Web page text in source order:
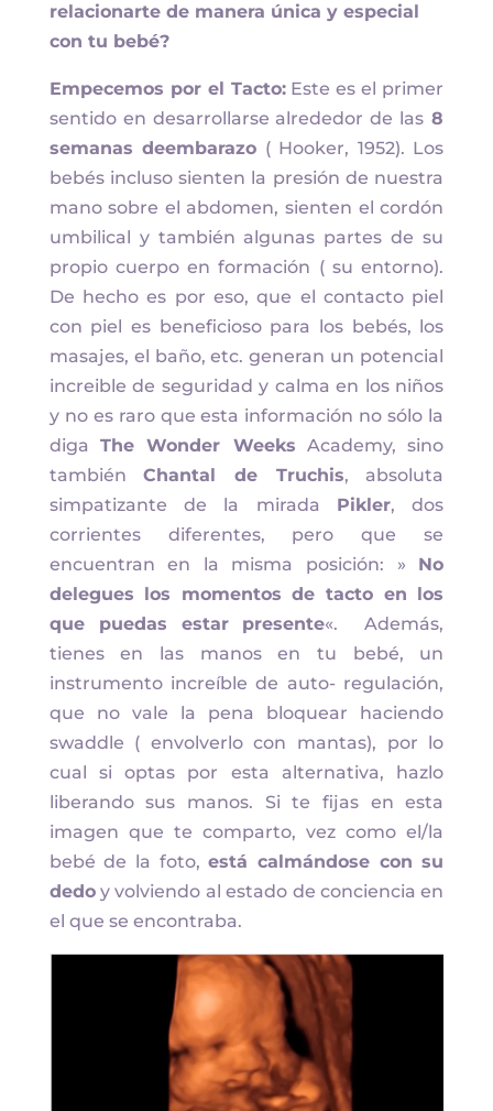
relacionarte de manera única y especial
con tu bebé?
Empecemos por el Tacto:Este es el primer
sentido en desarrollarse alrededor de las 8
semanas deembarazo ( Hooker, 1952). Los
bebés incluso sienten la presión de nuestra
mano sobre el abdomen, sienten el cordón
umbilical y también algunas partes de su
propio cuerpo en formación ( su entorno).
De hecho es por eso, que el contacto piel
con piel es beneficioso para los bebés, los
masajes, el baño, etc. generan un potencial
increible de seguridad y calma en los niños
y no es raro que esta información no sólo la
digaThe Wonder Weeks Academy, sino
tambiénChantal de Truchis, absoluta
simpatizante de la mirada Pikler, dos
corrientes diferentes, pero que se
encuentran en la misma posición: » No
delegues los momentos de tacto en los
que puedas estar presente«. Además,
tienes en las manos en tu bebé, un
instrumento increíble de auto- regulación,
que no vale la pena bloquear haciendo
swaddle ( envolverlo con mantas), por lo
cual si optas por esta alternativa, hazlo
liberando sus manos. Si te fijas en esta
imagen que te comparto, vez como el/la
bebé de la foto,está calmándose con su
dedoy volviendo al estado de conciencia en
el que se encontraba.